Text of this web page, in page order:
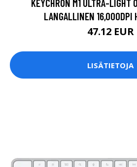
KEYCHRON M1 ULTRA-LIGHT
LANGALLINEN 16,000DPI
47.12 EUR
LISÄTIETOJA